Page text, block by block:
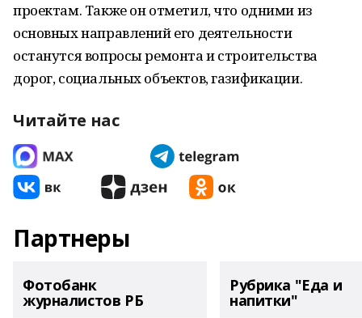
проектам. Также он отметил, что одними из
основных направлений его деятельности
останутся вопросы ремонта и строительства
дорог, социальных объектов, газификации.
Читайте нас
Партнеры
Фотобанк
журналистов РБ
Рубрика "Еда и
напитки"